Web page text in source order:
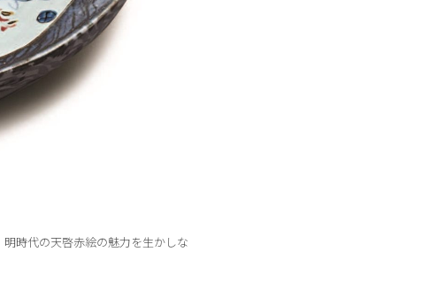
代の天啓赤絵の魅力を生かしな